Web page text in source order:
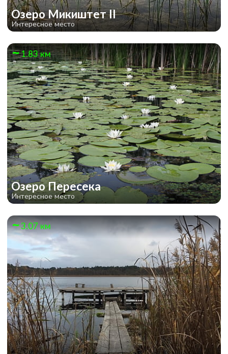
Озеро Микиштет II
Интересное место
1.83 км
Озеро Пересека
Интересное место
3.07 км